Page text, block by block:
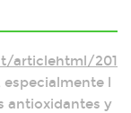
articlehtml/201
especialmente l
antioxidantes y